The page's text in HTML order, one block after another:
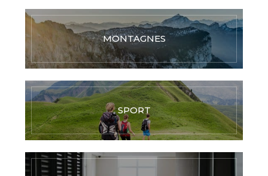
MONTAGNES
SPORT